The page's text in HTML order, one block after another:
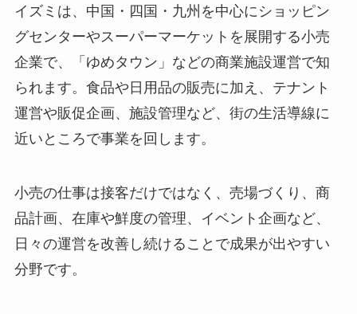
イズミは、中国・四国・九州を中心にショッピン
グセンターやスーパーマーケットを展開する小売
企業で、「ゆめタウン」などの商業施設運営で知
られます。食品や日用品の販売に加え、テナント
運営や販促企画、施設管理など、街の生活導線に
近いところで事業を回します。
小売の仕事は接客だけではなく、売場づくり、商
品計画、在庫や鮮度の管理、イベント企画など、
日々の運営を改善し続けることで成果が出やすい
分野です。